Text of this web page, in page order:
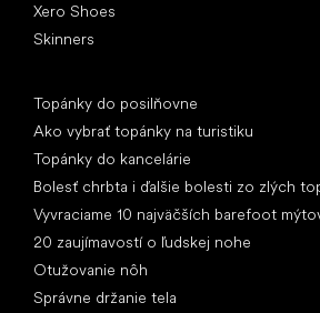
Xero Shoes
Skinners
Topánky do posilňovne
Ako vybrať topánky na turistiku
Topánky do kancelárie
Bolesť chrbta i ďalšie bolesti zo zlých
Vyvraciame 10 najväčších barefoot
20 zaujímavostí o ľudskej nohe
Otužovanie nôh
Správne držanie tela